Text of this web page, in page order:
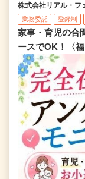
株式会社リアル・フ
業務委託 登録制
家事・育児の合
ースでOK！〈福